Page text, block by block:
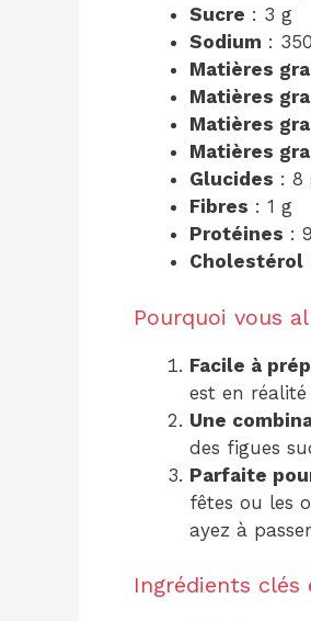
Sucre : 3 g
Sodium :
Matières
Matières
Matières
Matières
Glucides : 8
Fibres : 1 g
Protéines :
Cholestérol
Pourquoi vous
Facile à
est en
Une
des figues
Parfaite
fêtes ou les
ayez à
Ingrédients